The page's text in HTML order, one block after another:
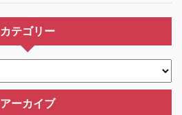
カテゴリー
アーカイブ